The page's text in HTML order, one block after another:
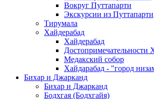
Вокруг Путтапарти
Экскурсии из Путтапарти
Тирумала
Хайдерабад
Хайдерабад
Достопримечательности
Медакский собор
Хайдарабад - "город
Бихар и Джарканд
Бихар и Джарканд
Бодхгая (Бодхгайя)